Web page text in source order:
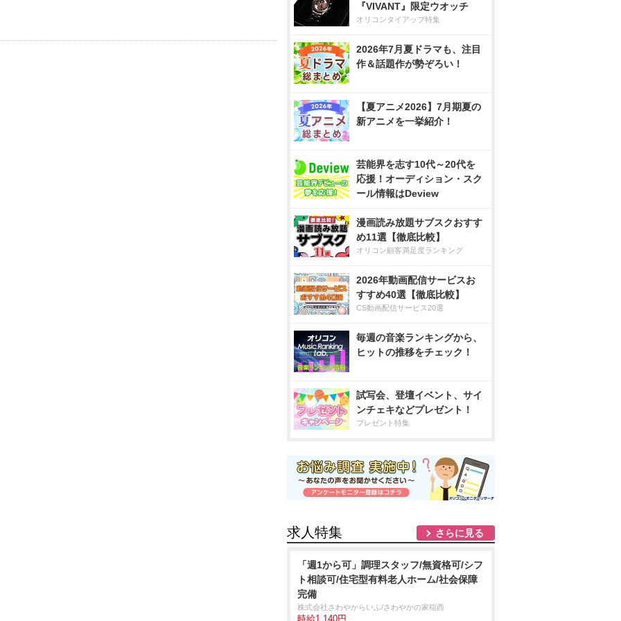
『VIVANT』限定ウオッチ
オリコンタイアップ特集
2026年7月夏ドラマも、注目
作＆話題作が勢ぞろい！
【夏アニメ2026】7月期夏の
新アニメを一挙紹介！
芸能界を志す10代～20代を
応援！オーディション・スク
ール情報はDeview
漫画読み放題サブスクおすす
め11選【徹底比較】
オリコン顧客満足度ランキング
2026年動画配信サービスお
すすめ40選【徹底比較】
CS動画配信サービス20選
毎週の音楽ランキングから、
ヒットの推移をチェック！
試写会、登壇イベント、サイ
ンチェキなどプレゼント！
プレゼント特集
求人特集 さらに見る
「週1から可」調理スタッフ/無資格可/シフ
ト相談可/住宅型有料老人ホーム/社会保障
完備
株式会社さわやからいふ/さわやかの家稲西
時給1,140円